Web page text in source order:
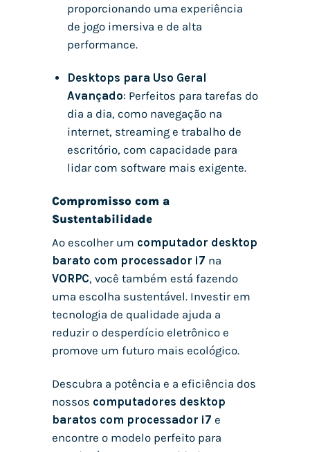
proporcionando uma experiência
de jogo imersiva e de alta
performance.
Desktops para Uso Geral
Avançado: Perfeitos para tarefas do
dia a dia, como navegação na
internet, streaming e trabalho de
escritório, com capacidade para
lidar com software mais exigente.
Compromisso com a
Sustentabilidade
Ao escolher um computador desktop
barato com processador i7 na
VORPC, você também está fazendo
uma escolha sustentável. Investir em
tecnologia de qualidade ajuda a
reduzir o desperdício eletrônico e
promove um futuro mais ecológico.
Descubra a potência e a eficiência dos
nossos computadores desktop
baratos com processador i7 e
encontre o modelo perfeito para